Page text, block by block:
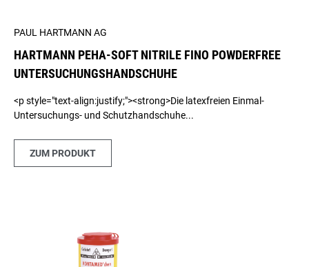
PAUL HARTMANN AG
HARTMANN PEHA-SOFT NITRILE FINO POWDERFREE
UNTERSUCHUNGSHANDSCHUHE
<p style="text-align:justify;"><strong>Die latexfreien Einmal-
Untersuchungs- und Schutzhandschuhe...
ZUM PRODUKT